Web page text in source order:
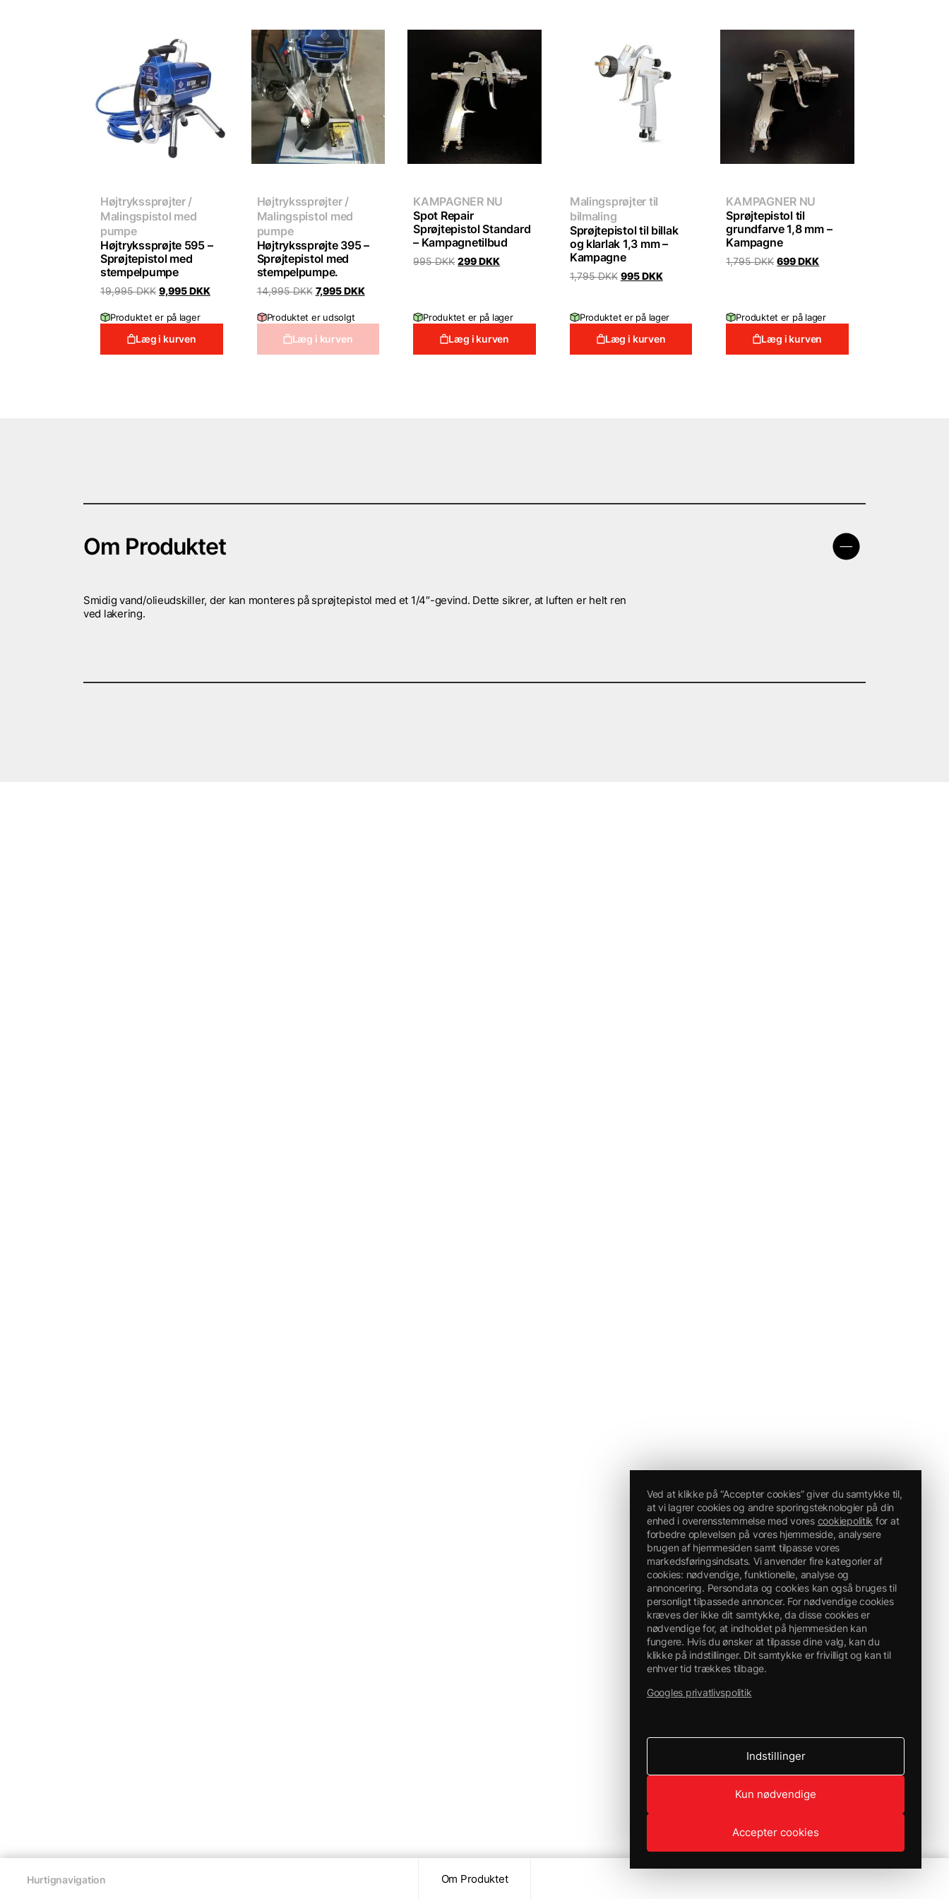
Højtrykssprøjter /
Malingspistol med
pumpe
Højtrykssprøjte 595 –
Sprøjtepistol med
stempelpumpe
19,995DKK Original
was:
19,995 DKK.
9,995DKKCurrent
9,995 DKK.
Produktet er på lager
Læg i kurven
Højtrykssprøjter /
Malingspistol med
pumpe
Højtrykssprøjte 395 –
Sprøjtepistol med
stempelpumpe.
14,995DKK Original
was:
14,995 DKK.
7,995DKKCurrent
7,995 DKK.
Produktet er udsolgt
Læg i kurven
KAMPAGNER NU
Spot Repair
Sprøjtepistol Standard
– Kampagnetilbud
995DKK Original
299DKKCurrent
Produktet er på lager
Læg i kurven
Malingsprøjter til
bilmaling
Sprøjtepistol til billak
og klarlak 1,3 mm –
Kampagne
1,795DKK Original
995DKKCurrent
Produktet er på lager
Læg i kurven
KAMPAGNER NU
Sprøjtepistol til
grundfarve 1,8 mm –
Kampagne
1,795DKK Original
699DKKCurrent
Produktet er på lager
Læg i kurven
Hurtignavigation Om Produktet
Om Produktet
Smidig vand/olieudskiller, der kan monteres på sprøjtepistol med et 1/4″-gevind. Dette sikrer, at luften er helt ren
ved lakering.
Ved at klikke på “Accepter cookies” giver du samtykke til,
at vi lagrer cookies og andre sporingsteknologier på din
enhed i overensstemmelse med vores cookiepolitik for at
forbedre oplevelsen på vores hjemmeside, analysere
brugen af hjemmesiden samt tilpasse vores
markedsføringsindsats. Vi anvender fire kategorier af
cookies: nødvendige, funktionelle, analyse og
annoncering. Persondata og cookies kan også bruges til
personligt tilpassede annoncer. For nødvendige cookies
kræves der ikke dit samtykke, da disse cookies er
nødvendige for, at indholdet på hjemmesiden kan
fungere. Hvis du ønsker at tilpasse dine valg, kan du
klikke på indstillinger. Dit samtykke er frivilligt og kan til
enhver tid trækkes tilbage.
Googles privatlivspolitik
Indstillinger
Kun nødvendige
Accepter cookies